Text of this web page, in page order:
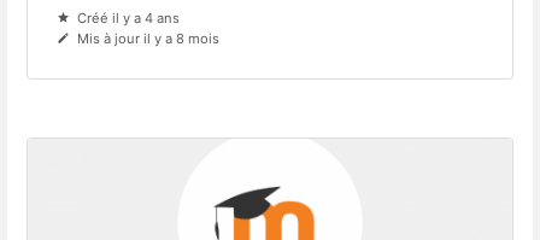
Créé il y a 4 ans
Mis à jour il y a 8 mois